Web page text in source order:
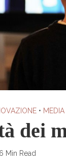
• MEDIA
dei
6 Min Read